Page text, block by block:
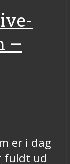
–
er i dag
fuldt ud